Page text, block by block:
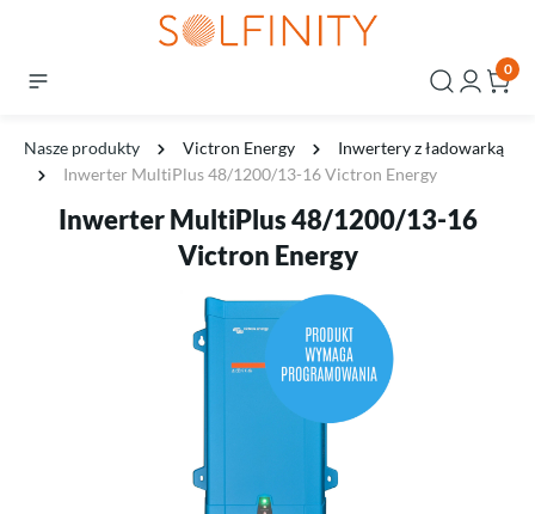
0
Nasze produkty Victron Energy
Inwertery z ładowarką
Inwerter MultiPlus 48/1200/13-16 Victron Energy
Inwerter MultiPlus 48/1200/13-16
Victron Energy